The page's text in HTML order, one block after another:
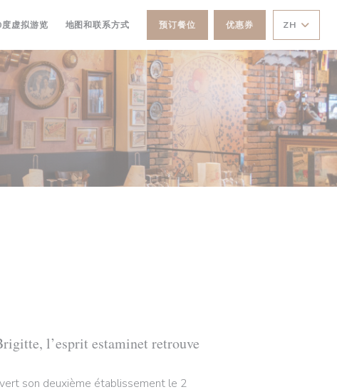
中打开))
虚拟游览((在新窗口中打开))
地图和联系方式 预订餐位 优惠券 ZH
l’esprit estaminet retrouve
son deuxième établissement le 2